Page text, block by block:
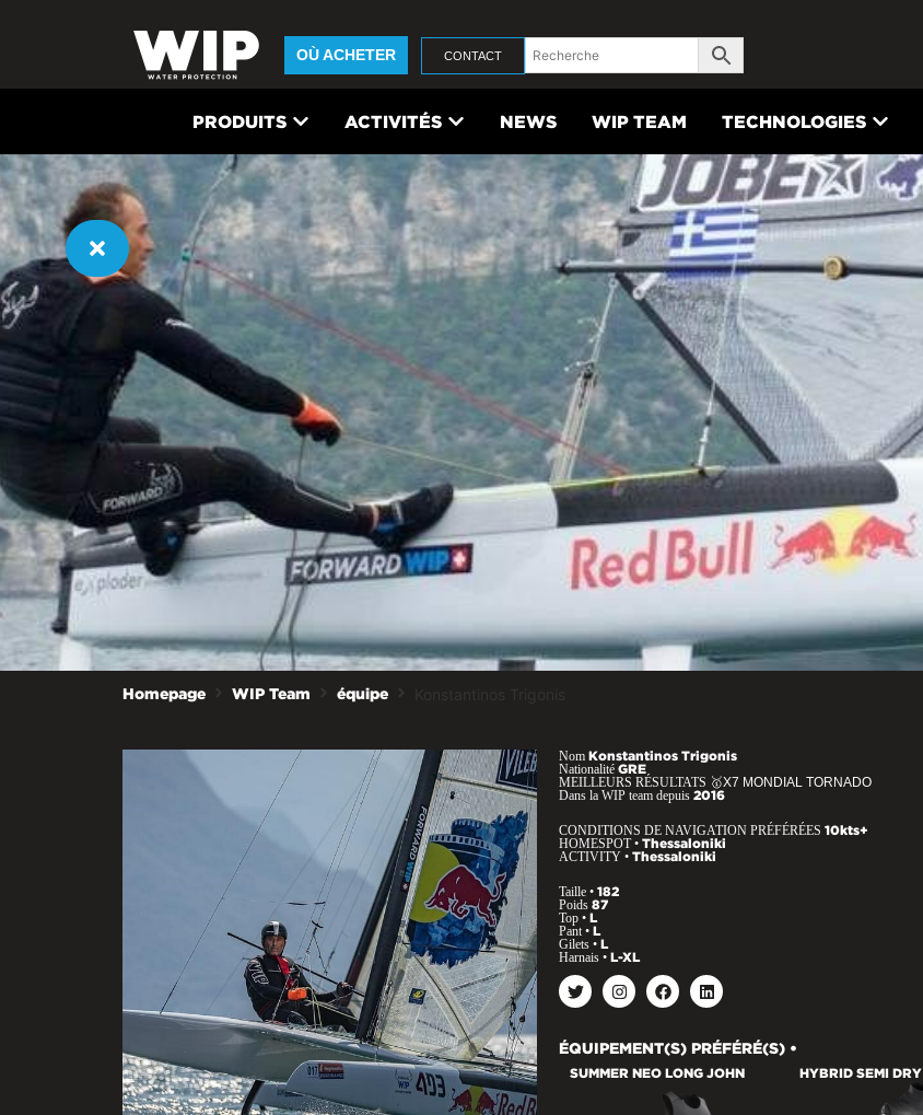
OÙ ACHETER CONTACT
PRODUITS ACTIVITÉS NEWS WIP TEAM TECHNOLOGIES
Homepage WIP Team équipe
Nom Konstantinos Trigonis
Nationalité GRE
MEILLEURS RÉSULTATS 🥇X7 MONDIAL TORNADO
Dans la WIP team depuis 2016
CONDITIONS DE NAVIGATION PRÉFÉRÉES 10kts+
HOMESPOT • Thessaloniki
ACTIVITY • Thessaloniki
Taille • 182
Poids 87
Top • L
Pant • L
Gilets • L
Harnais • L-XL
ÉQUIPEMENT(S) PRÉFÉRÉ(S) •
SUMMER NEO LONG JOHN HYBRID SEMI DRY